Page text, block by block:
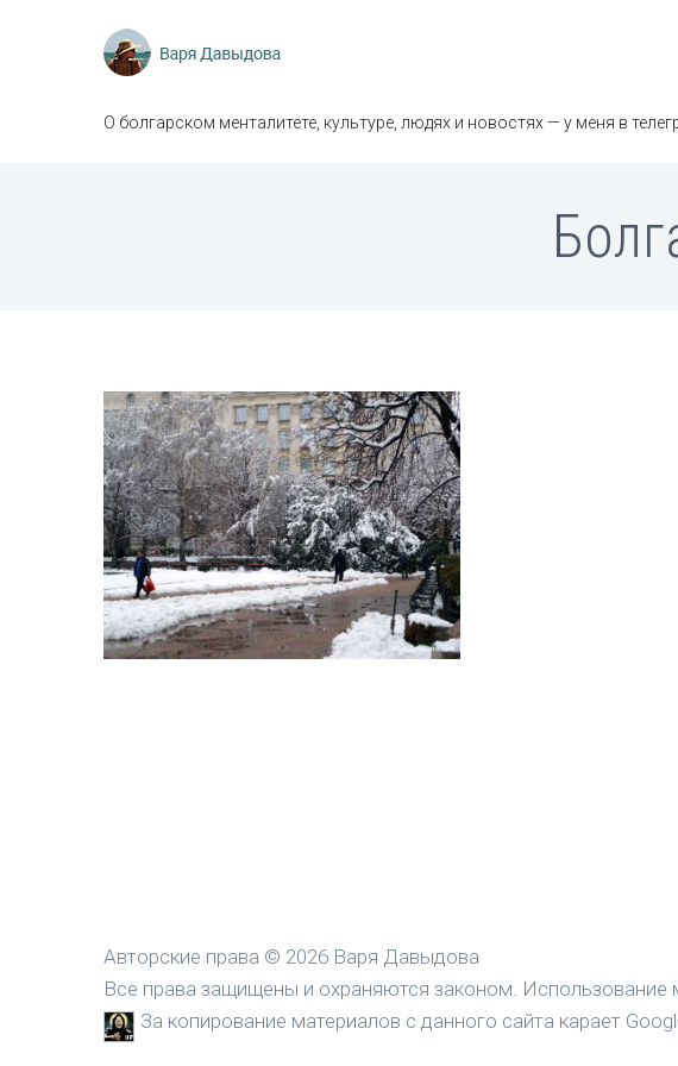
О болгарском менталитете, культуре, людях и новостях — у меня в
Авторские права © 2026 Варя Давыдова
Все права защищены и охраняются законом. Использование
За копирование материалов с данного сайта карает